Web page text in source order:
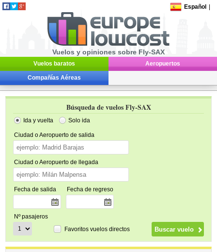
Español
Vuelos y opiniones sobre Fly-SAX
Vuelos baratos Aeropuertos
Compañías Aéreas
Búsqueda de vuelos Fly-SAX
Ida y vuelta Solo ida
Ciudad o Aeropuerto de salida
Ciudad o Aeropuerto de llegada
Fecha de salida Fecha de regreso
Nº pasajeros
Favoritos vuelos directos